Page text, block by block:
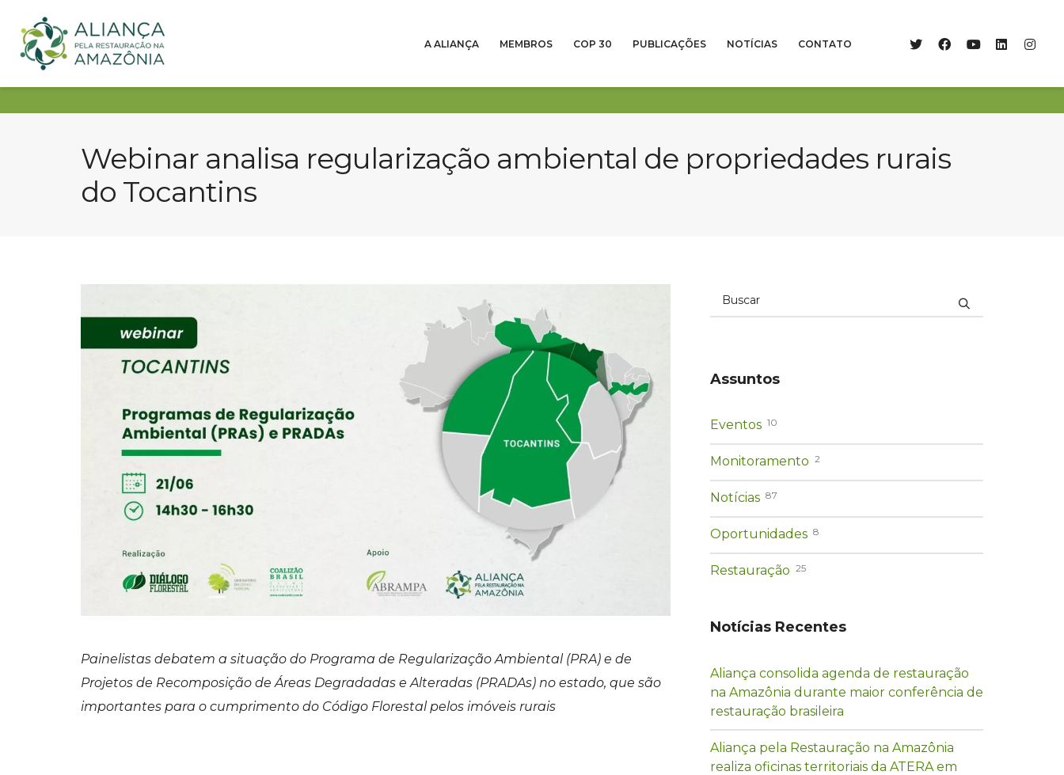
A ALIANÇA MEMBROS COP 30 PUBLICAÇÕES NOTÍCIAS CONTATO
Webinar analisa regularização ambiental de propriedades rurais
do Tocantins
Painelistas debatem a situação do Programa de Regularização Ambiental (PRA) e de
Projetos de Recomposição de Áreas Degradadas e Alteradas (PRADAs) no estado, que são
importantes para o cumprimento do Código Florestal pelos imóveis rurais
Assuntos
Eventos 10
Monitoramento 2
Notícias 87
Oportunidades 8
Restauração 25
Notícias Recentes
Aliança consolida agenda de restauração
na Amazônia durante maior conferência de
restauração brasileira
Aliança pela Restauração na Amazônia
realiza oficinas territoriais da ATERA em